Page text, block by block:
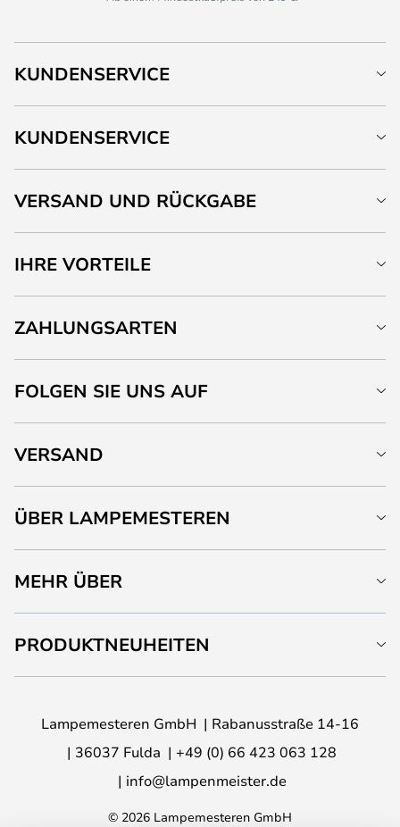
KUNDENSERVICE
KUNDENSERVICE
VERSAND UND RÜCKGABE
IHRE VORTEILE
ZAHLUNGSARTEN
FOLGEN SIE UNS AUF
VERSAND
ÜBER LAMPEMESTEREN
MEHR ÜBER
PRODUKTNEUHEITEN
Lampemesteren GmbH
Rabanusstraße 14-16
36037 Fulda
+49 (0) 66 423 063 128
info@lampenmeister.de
© 2026 Lampemesteren GmbH